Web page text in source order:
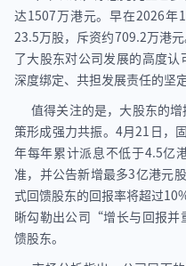
达1507万港元。早在2026年
23.5万股，斥资约709.2万港
了大股东对公司发展的高度
深度绑定、共担发展责任的坚
值得关注的是，大股东的增
策形成强力共振。4月21日，
年每年累计派息不低于4.5亿
准，并公告新增最多3亿港元
式回馈股东的回报率将超过
晰勾勒出公司“增长与回报
馈股东。